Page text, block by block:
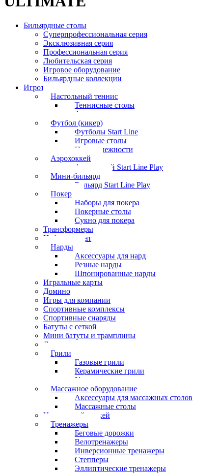
Бильярдные столы
Суперпрофессиональная серия
Эксклюзивная серия
Профессиональная серия
Любительская серия
Игровое оборудование
Бильярдные коллекции
Игротека
Настольный теннис
Теннисные столы
Аксессуары
Футбол (кикер)
Футболы Start Line
Игровые столы
Принадлежности
Аэрохоккей
Аэрохоккей Start Line Play
Мини-бильярд
Бильярд Start Line Play
Покер
Наборы для покера
Покерные столы
Сукно для покера
Трансформеры
Набор шахмат
Нарды
Аксессуары для нард
Резные нарды
Шпонированные нарды
Игральные карты
Домино
Игры для компании
Спортивные комплексы
Спортивные снаряды
Батуты с сеткой
Мини батуты и трамплины
Дартс
Грили
Газовые грили
Керамические грили
Угольные грили
Массажное оборудование
Аксессуары для массажных столов
Массажные столы
Настольный хоккей
Тренажеры
Беговые дорожки
Велотренажеры
Инверсионные тренажеры
Степперы
Эллиптические тренажеры